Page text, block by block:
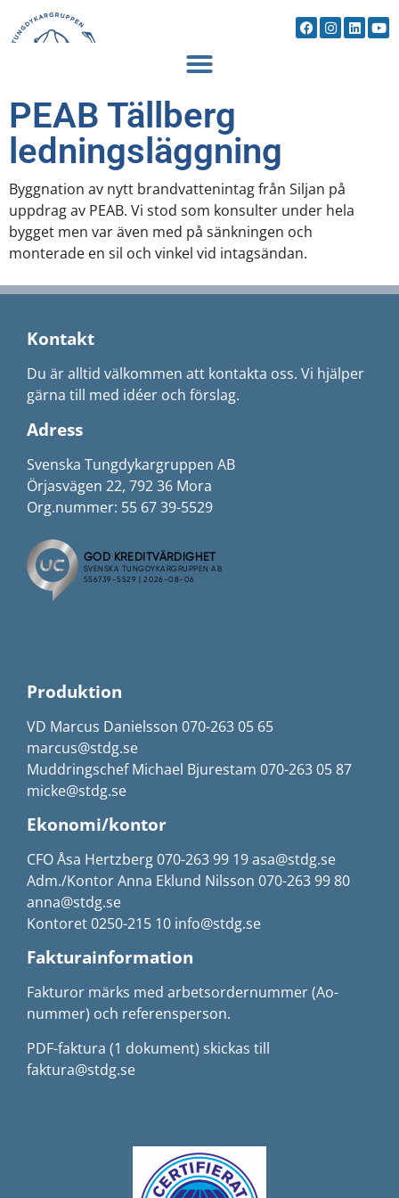
PEAB Tällberg
ledningsläggning
Byggnation av nytt brandvattenintag från Siljan på
uppdrag av PEAB. Vi stod som konsulter under hela
bygget men var även med på sänkningen och
monterade en sil och vinkel vid intagsändan.
Kontakt
Du är alltid välkommen att kontakta oss. Vi hjälper
gärna till med idéer och förslag.
Adress
Svenska Tungdykargruppen AB
Örjasvägen 22, 792 36 Mora
Org.nummer: 55 67 39-5529
Produktion
VD Marcus Danielsson 070-263 05 65
marcus@stdg.se
Muddringschef Michael Bjurestam 070-263 05 87
micke@stdg.se
Ekonomi/kontor
CFO Åsa Hertzberg 070-263 99 19 asa@stdg.se
Adm./Kontor Anna Eklund Nilsson 070-263 99 80
anna@stdg.se
Kontoret 0250-215 10 info@stdg.se
Fakturainformation
Fakturor märks med arbetsordernummer (Ao-
nummer) och referensperson.
PDF-faktura (1 dokument) skickas till
faktura@stdg.se